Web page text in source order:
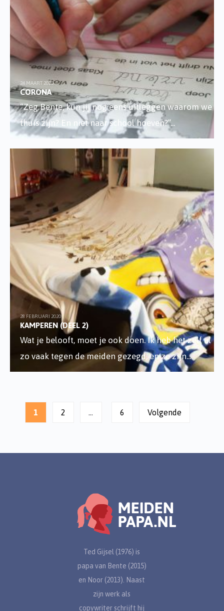
24 MAART 2020
CORONA
“Zeg Bente, kun jij nog eens uitleggen waarom we
thuis zijn? En niet naar school hoeven?”...
28 FEBRUARI 2020
KAMPEREN (DEEL 2)
Wat je belooft, moet je ook doen. Ik heb het zelf al
zo vaak tegen de meiden gezegd, en ze zijn...
1
2 … 6 Volgende
Ted Gijsel (1976) is
papa van Bente (2015)
en Noor (2013). Naast
zijn werk als
copywriter schrijft hij